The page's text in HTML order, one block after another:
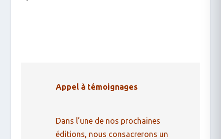
Appel à témoignages
Dans l’une de nos prochaines
éditions, nous consacrerons un